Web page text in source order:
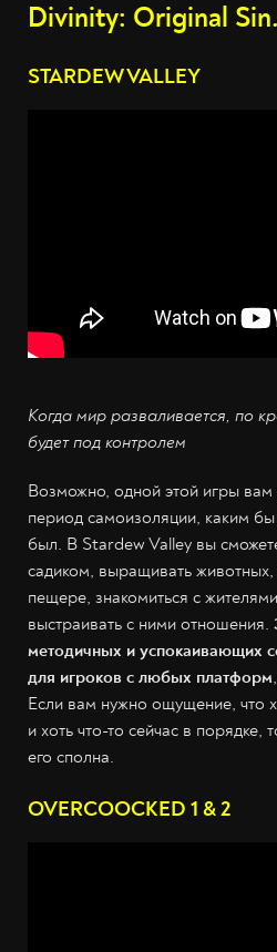
Divinity: Original
STARDEW VALLEY
Когда мир разваливается, по
будет под контролем
Возможно, одной этой игры вам
период самоизоляции, каким
был. В Stardew Valley вы
садиком, выращивать
пещере, знакомиться с
выстраивать с ними отношения.
методичных и успокаивающих
для игроков с любых платформ
Если вам нужно ощущение, что
и хоть что-то сейчас в порядке,
его сполна.
OVERCOOCKED 1 & 2